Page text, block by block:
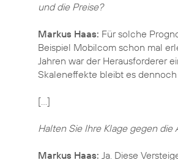
und die Preise?
Markus Haas: Für solche
Beispiel Mobilcom schon mal
Jahren war der Herausforderer
Skaleneffekte bleibt es
[…]
Halten Sie Ihre Klage gegen die
Markus Haas: Ja. Diese